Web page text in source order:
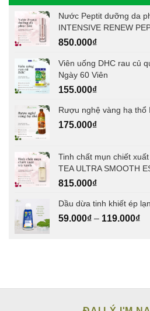
Nước Peptit dưỡng da
INTENSIVE RENEW
850.000₫
Viên uống DHC rau củ
Ngày 60 Viên
155.000₫
Rượu nghệ vàng hạ thổ
175.000₫
Tinh chất mụn chiết
TEA ULTRA SMOOTH
815.000₫
Dầu dừa tinh khiết ép
59.000₫ – 119.000₫